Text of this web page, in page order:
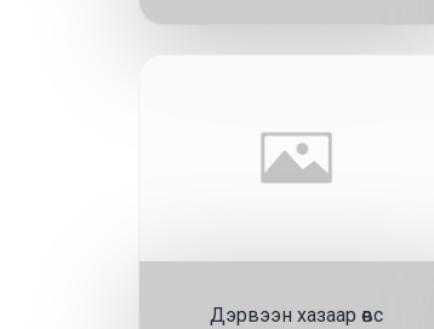
Дэрвээн хазаар өвс